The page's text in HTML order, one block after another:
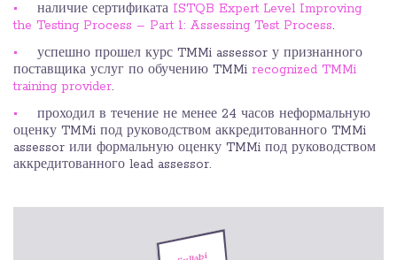
наличие сертификата ISTQB Expert Level Improving
the Testing Process – Part 1: Assessing Test Process.
успешно прошел курс TMMi assessor у признанного
поставщика услуг по обучению TMMi recognized TMMi
training provider.
проходил в течение не менее 24 часов неформальную
оценку TMMi под руководством аккредитованного TMMi
assessor или формальную оценку TMMi под руководством
аккредитованного lead assessor.